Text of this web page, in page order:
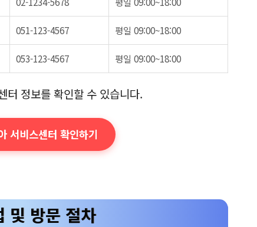
051-123-4567 평일 09:00~18:00
053-123-4567 평일 09:00~18:00
터 정보를 확인할 수 있습니다.
서비스센터 확인하기
및 방문 절차